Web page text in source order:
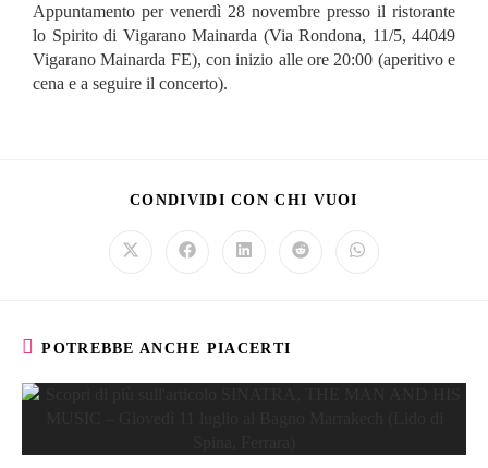
Appuntamento per venerdì 28 novembre presso il ristorante
lo Spirito di Vigarano Mainarda (Via Rondona, 11/5, 44049
Vigarano Mainarda FE), con inizio alle ore 20:00 (aperitivo e
cena e a seguire il concerto).
CONDIVIDI CON CHI VUOI
POTREBBE ANCHE PIACERTI